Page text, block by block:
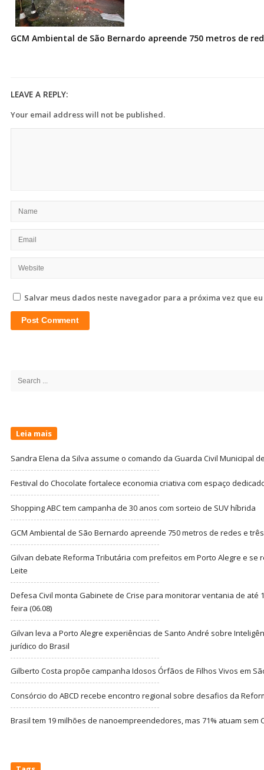
GCM Ambiental de São Bernardo apreende 750 metros de
LEAVE A REPLY:
Your email address will not be published.
Salvar meus dados neste navegador para a próxima vez que
Search
Leia mais
Sandra Elena da Silva assume o comando da Guarda Civil Municipal
Festival do Chocolate fortalece economia criativa com espaço
Shopping ABC tem campanha de 30 anos com sorteio de SUV híbrida
GCM Ambiental de São Bernardo apreende 750 metros de redes e
Gilvan debate Reforma Tributária com prefeitos em Porto Alegre e se
Leite
Defesa Civil monta Gabinete de Crise para monitorar ventania de até
feira (06.08)
Gilvan leva a Porto Alegre experiências de Santo André sobre
jurídico do Brasil
Gilberto Costa propõe campanha Idosos Órfãos de Filhos Vivos em
Consórcio do ABCD recebe encontro regional sobre desafios da
Brasil tem 19 milhões de nanoempreendedores, mas 71% atuam sem